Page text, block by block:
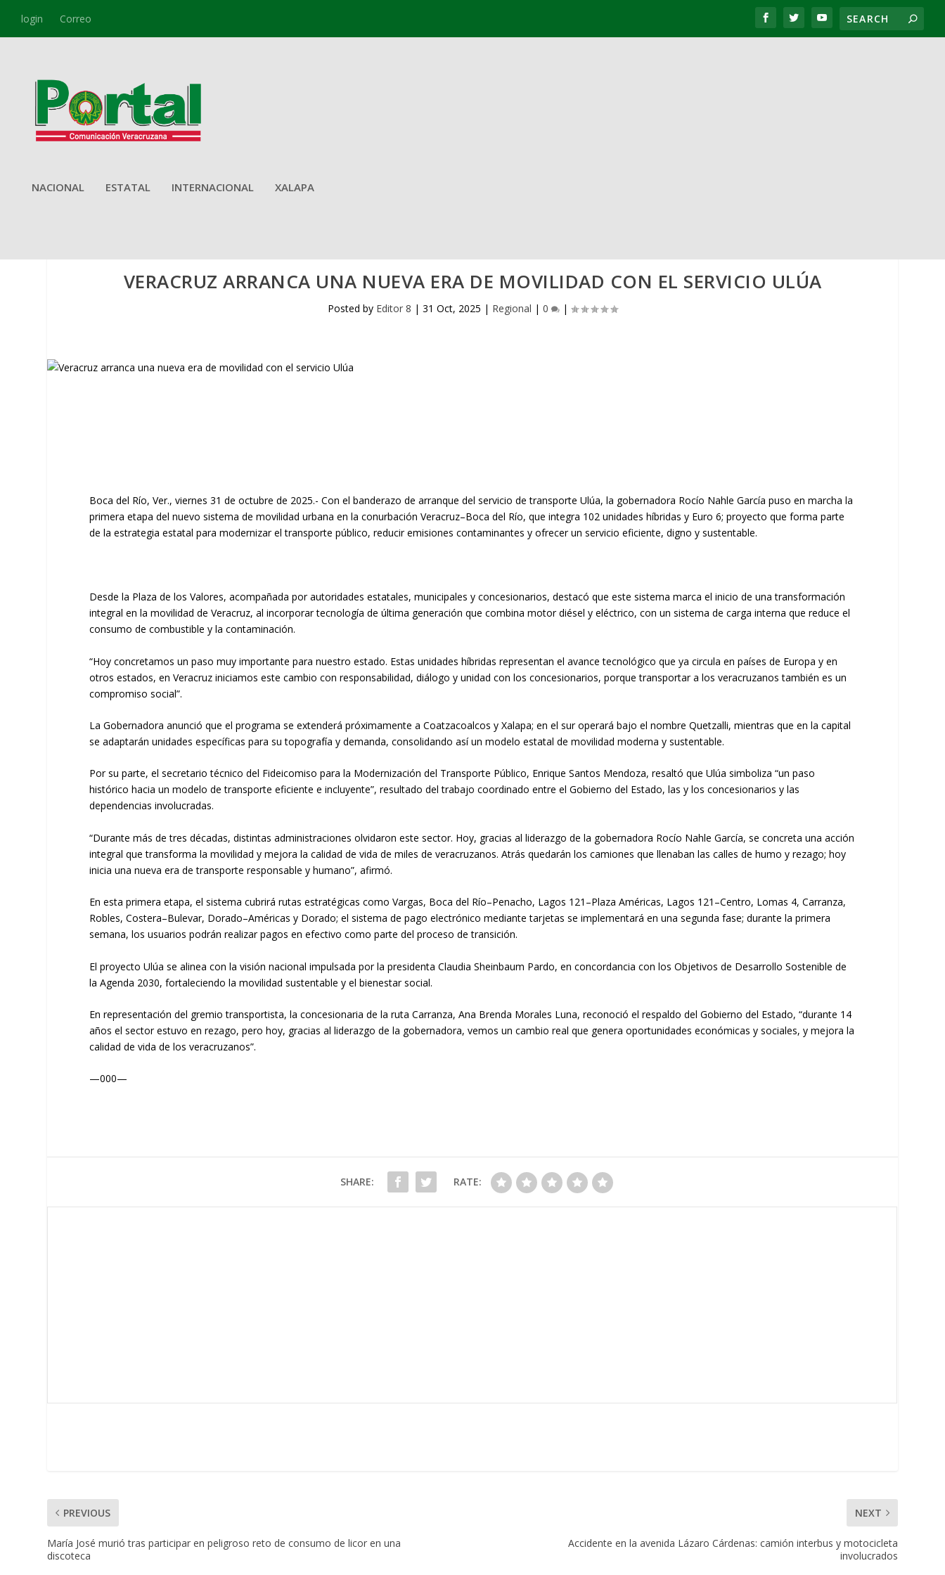
login Correo
NACIONAL ESTATAL INTERNACIONAL XALAPA
VERACRUZ ARRANCA UNA NUEVA ERA DE MOVILIDAD CON EL SERVICIO ULÚA
Posted by Editor 8 | 31 Oct, 2025 | Regional | 0 |
Boca del Río, Ver., viernes 31 de octubre de 2025.- Con el banderazo de arranque del servicio de transporte Ulúa, la gobernadora Rocío Nahle García puso en marcha la
primera etapa del nuevo sistema de movilidad urbana en la conurbación Veracruz–Boca del Río, que integra 102 unidades híbridas y Euro 6; proyecto que forma parte
de la estrategia estatal para modernizar el transporte público, reducir emisiones contaminantes y ofrecer un servicio eficiente, digno y sustentable.
Desde la Plaza de los Valores, acompañada por autoridades estatales, municipales y concesionarios, destacó que este sistema marca el inicio de una transformación
integral en la movilidad de Veracruz, al incorporar tecnología de última generación que combina motor diésel y eléctrico, con un sistema de carga interna que reduce el
consumo de combustible y la contaminación.
“Hoy concretamos un paso muy importante para nuestro estado. Estas unidades híbridas representan el avance tecnológico que ya circula en países de Europa y en
otros estados, en Veracruz iniciamos este cambio con responsabilidad, diálogo y unidad con los concesionarios, porque transportar a los veracruzanos también es un
compromiso social”.
La Gobernadora anunció que el programa se extenderá próximamente a Coatzacoalcos y Xalapa; en el sur operará bajo el nombre Quetzalli, mientras que en la capital
se adaptarán unidades específicas para su topografía y demanda, consolidando así un modelo estatal de movilidad moderna y sustentable.
Por su parte, el secretario técnico del Fideicomiso para la Modernización del Transporte Público, Enrique Santos Mendoza, resaltó que Ulúa simboliza “un paso
histórico hacia un modelo de transporte eficiente e incluyente”, resultado del trabajo coordinado entre el Gobierno del Estado, las y los concesionarios y las
dependencias involucradas.
“Durante más de tres décadas, distintas administraciones olvidaron este sector. Hoy, gracias al liderazgo de la gobernadora Rocío Nahle García, se concreta una acción
integral que transforma la movilidad y mejora la calidad de vida de miles de veracruzanos. Atrás quedarán los camiones que llenaban las calles de humo y rezago; hoy
inicia una nueva era de transporte responsable y humano”, afirmó.
En esta primera etapa, el sistema cubrirá rutas estratégicas como Vargas, Boca del Río–Penacho, Lagos 121–Plaza Américas, Lagos 121–Centro, Lomas 4, Carranza,
Robles, Costera–Bulevar, Dorado–Américas y Dorado; el sistema de pago electrónico mediante tarjetas se implementará en una segunda fase; durante la primera
semana, los usuarios podrán realizar pagos en efectivo como parte del proceso de transición.
El proyecto Ulúa se alinea con la visión nacional impulsada por la presidenta Claudia Sheinbaum Pardo, en concordancia con los Objetivos de Desarrollo Sostenible de
la Agenda 2030, fortaleciendo la movilidad sustentable y el bienestar social.
En representación del gremio transportista, la concesionaria de la ruta Carranza, Ana Brenda Morales Luna, reconoció el respaldo del Gobierno del Estado, “durante 14
años el sector estuvo en rezago, pero hoy, gracias al liderazgo de la gobernadora, vemos un cambio real que genera oportunidades económicas y sociales, y mejora la
calidad de vida de los veracruzanos”.
—000—
SHARE: RATE:
PREVIOUS
María José murió tras participar en peligroso reto de consumo de licor en una
discoteca
NEXT
Accidente en la avenida Lázaro Cárdenas: camión interbus y motocicleta
involucrados